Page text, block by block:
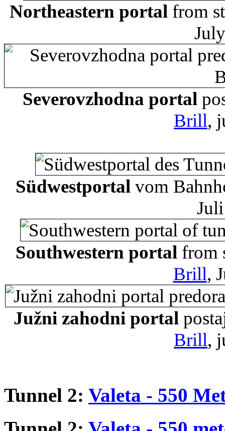
Northeastern portal from
Severovzhodna portal
Brill,
Südwestportal vom
Southwestern portalfrom
Brill,
Južni zahodni portal
Brill,
Tunnel 2: Valeta - 550